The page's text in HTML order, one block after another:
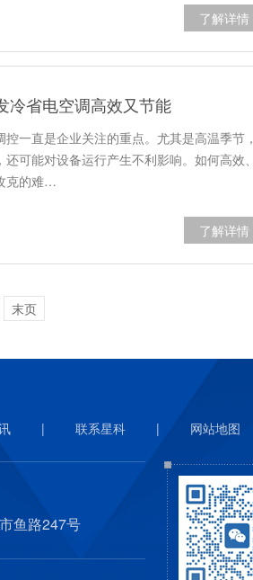
了解详情
冷省电空调高效又节能
一直是企业关注的重点。尤其是高温季节，
可能对设备运行产生不利影响。如何高效、
克的难…
了解详情
末页
| 联系星科 | 网站地图
鱼路247号